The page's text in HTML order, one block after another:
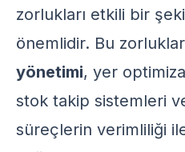
zorlukları etkili bir
önemlidir. Bu
yönetimi, yer
stok takip sistemleri
süreçlerin verimliliği